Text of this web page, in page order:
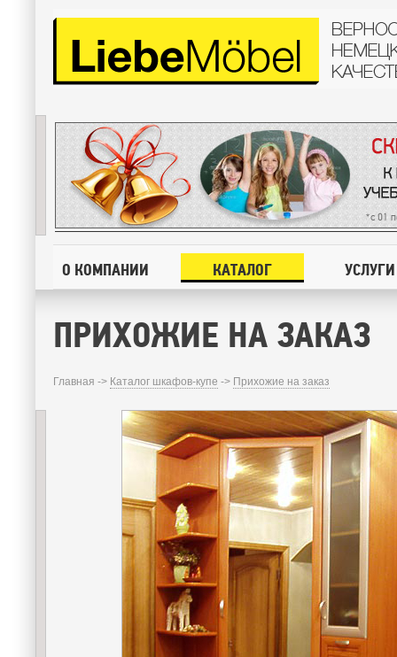
О КОМПАНИИ КАТАЛОГ УСЛУГИ
ПРИХОЖИЕ НА ЗАКАЗ
Главная -> Каталог шкафов-купе -> Прихожие на заказ